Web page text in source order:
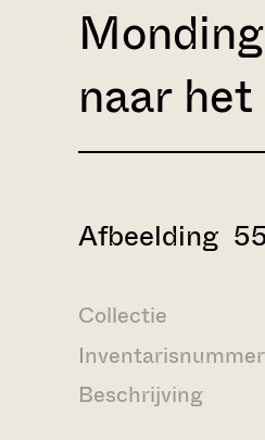
naar
Afbeelding
Collectie
Inventarisnummer
Beschrijving